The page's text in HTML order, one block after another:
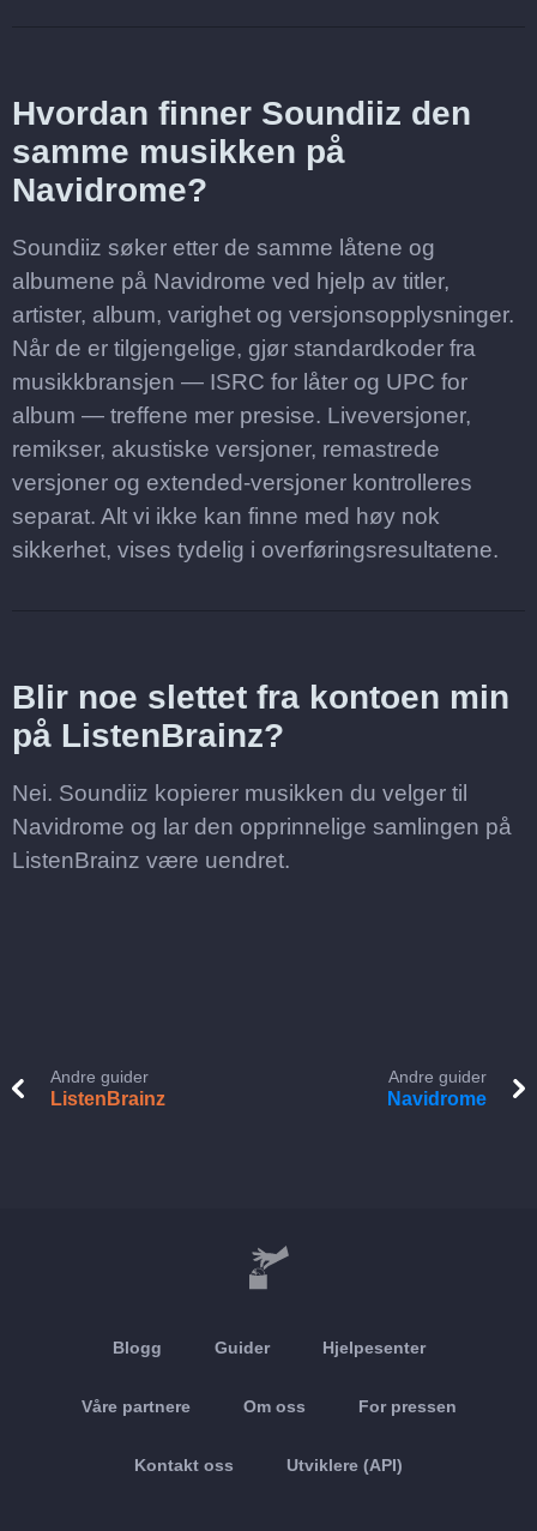
Hvordan finner Soundiiz den
samme musikken på
Navidrome?
Soundiiz søker etter de samme låtene og
albumene på Navidrome ved hjelp av titler,
artister, album, varighet og versjonsopplysninger.
Når de er tilgjengelige, gjør standardkoder fra
musikkbransjen — ISRC for låter og UPC for
album — treffene mer presise. Liveversjoner,
remikser, akustiske versjoner, remastrede
versjoner og extended-versjoner kontrolleres
separat. Alt vi ikke kan finne med høy nok
sikkerhet, vises tydelig i overføringsresultatene.
Blir noe slettet fra kontoen min
på ListenBrainz?
Nei. Soundiiz kopierer musikken du velger til
Navidrome og lar den opprinnelige samlingen på
ListenBrainz være uendret.
Andre guider
ListenBrainz
Andre guider
Navidrome
Blogg Guider Hjelpesenter
Våre partnere Om oss For pressen
Kontakt oss Utviklere (API)